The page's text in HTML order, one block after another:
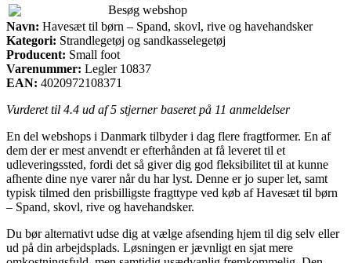
Besøg webshop
Navn: Havesæt til børn – Spand, skovl, rive og havehandsker
Kategori: Strandlegetøj og sandkasselegetøj
Producent: Small foot
Varenummer: Legler 10837
EAN: 4020972108371
Vurderet til 4.4 ud af 5 stjerner baseret på 11 anmeldelser
En del webshops i Danmark tilbyder i dag flere fragtformer. En af
dem der er mest anvendt er efterhånden at få leveret til et
udleveringssted, fordi det så giver dig god fleksibilitet til at kunne
afhente dine nye varer når du har lyst. Denne er jo super let, samt
typisk tilmed den prisbilligste fragttype ved køb af Havesæt til børn
– Spand, skovl, rive og havehandsker.
Du bør alternativt udse dig at vælge afsending hjem til dig selv eller
ud på din arbejdsplads. Løsningen er jævnligt en sjat mere